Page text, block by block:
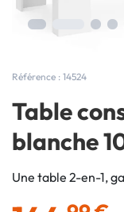
Référence : 14524
Table
blanche
Une table 2-en-1,